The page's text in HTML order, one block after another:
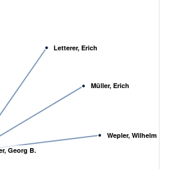
Wepler, Wilhelm
Müller, Erich
Letterer, Erich
Georg B.